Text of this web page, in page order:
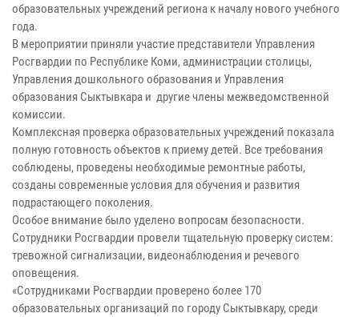
образовательных учреждений региона к началу нового учебного
года.
В мероприятии приняли участие представители Управления
Росгвардии по Республике Коми, администрации столицы,
Управления дошкольного образования и Управления
образования Сыктывкара и другие члены межведомственной
комиссии.
Комплексная проверка образовательных учреждений показала
полную готовность объектов к приему детей. Все требования
соблюдены, проведены необходимые ремонтные работы,
созданы современные условия для обучения и развития
подрастающего поколения.
Особое внимание было уделено вопросам безопасности.
Сотрудники Росгвардии провели тщательную проверку систем:
тревожной сигнализации, видеонаблюдения и речевого
оповещения.
«Сотрудниками Росгвардии проверено более 170
образовательных организаций по городу Сыктывкару, среди